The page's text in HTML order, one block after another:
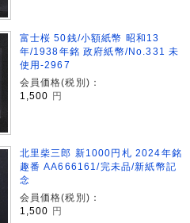
富士桜 50銭/小額紙幣 昭和13
年/1938年銘 政府紙幣/No.331 未
使用-2967
会員価格(税別)：
1,500 円
北里柴三郎 新1000円札 2024年銘
趣番 AA666161/完未品/新紙幣記
念
会員価格(税別)：
1,500
円